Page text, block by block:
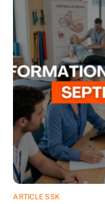
ARTICLE SSK